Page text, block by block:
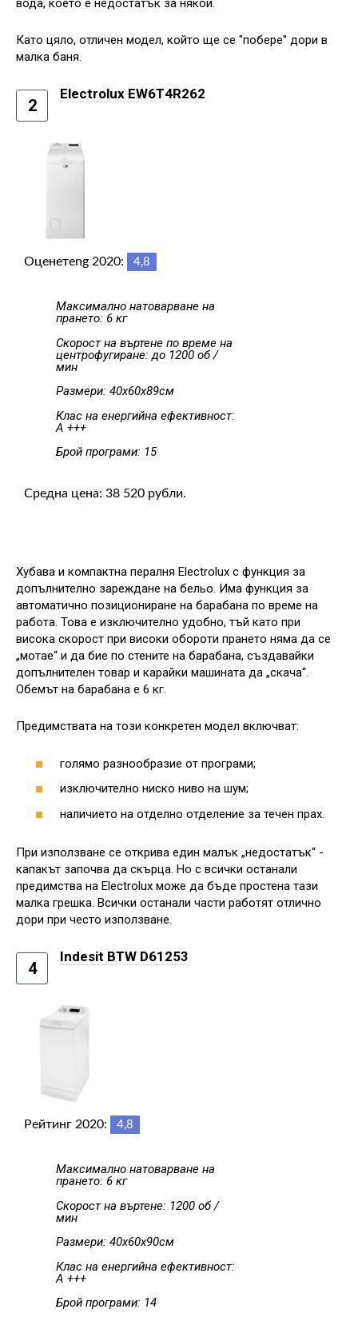
вода, което е недостатък за някои.
Като цяло, отличен модел, който ще се "побере" дори в
малка баня.
2
Electrolux EW6T4R262
Оценетеng 2020: 4,8
Максимално натоварване на
прането: 6 кг
Скорост на въртене по време на
центрофугиране: до 1200 об /
мин
Размери: 40х60х89см
Клас на енергийна ефективност:
A +++
Брой програми: 15
Средна цена: 38 520 рубли.
Хубава и компактна пералня Electrolux с функция за
допълнително зареждане на бельо. Има функция за
автоматично позициониране на барабана по време на
работа. Това е изключително удобно, тъй като при
висока скорост при високи обороти прането няма да се
„мотае“ и да бие по стените на барабана, създавайки
допълнителен товар и карайки машината да „скача“.
Обемът на барабана е 6 кг.
Предимствата на този конкретен модел включват:
голямо разнообразие от програми;
изключително ниско ниво на шум;
наличието на отделно отделение за течен прах.
При използване се открива един малък „недостатък“ -
капакът започва да скърца. Но с всички останали
предимства на Electrolux може да бъде простена тази
малка грешка. Всички останали части работят отлично
дори при често използване.
4
Indesit BTW D61253
Рейтинг 2020: 4,8
Максимално натоварване на
прането: 6 кг
Скорост на въртене: 1200 об /
мин
Размери: 40х60х90см
Клас на енергийна ефективност:
A +++
Брой програми: 14